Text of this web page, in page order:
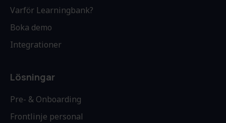
Varför Learningbank?
Boka demo
Integrationer
Lösningar
Pre- & Onboarding
Frontlinje personal